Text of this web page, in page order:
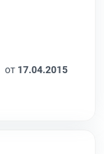
от 17.04.2015